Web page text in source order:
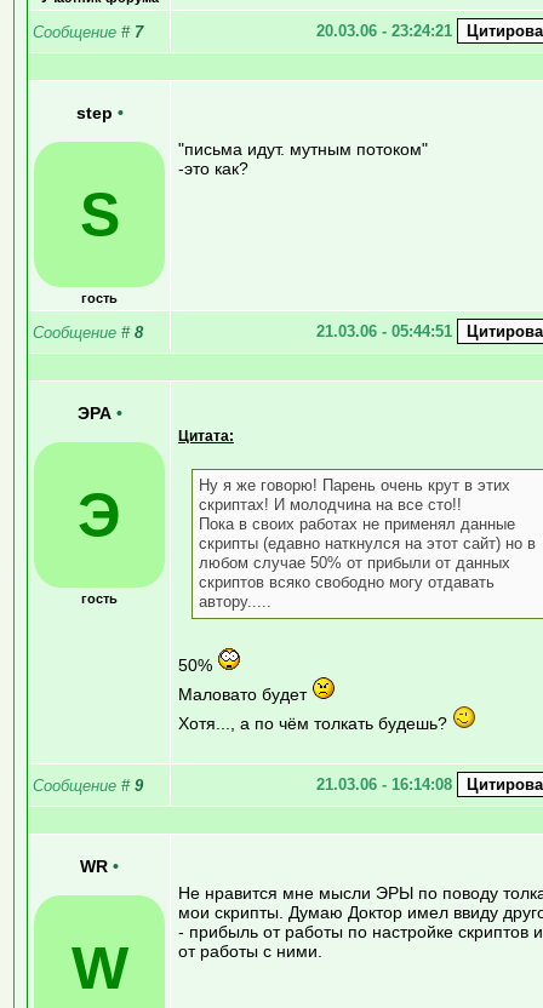
Сообщение # 7 20.03.06 - 23:24:21
step •
S
гость
"письма идут. мутным потоком"
-это как?
Сообщение # 8 21.03.06 - 05:44:51
ЭРА •
Э
гость
Цитата:
Ну я же говорю! Парень очень крут в этих
скриптах! И молодчина на все сто!!
Пока в своих работах не применял данные
скрипты (едавно наткнулся на этот сайт) но в
любом случае 50% от прибыли от данных
скриптов всяко свободно могу отдавать
автору.....
50%
Маловато будет
Хотя..., а по чём толкать будешь?
Сообщение # 9 21.03.06 - 16:14:08
WR •
W
Не нравится мне мысли ЭРЫ по поводу
мои скрипты. Думаю Доктор имел ввиду
- прибыль от работы по настройке скриптов
от работы с ними.